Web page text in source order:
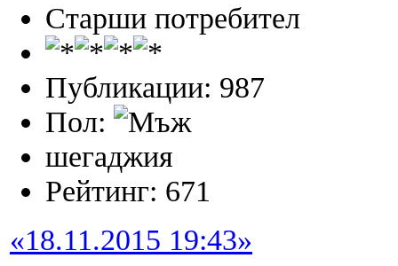
Старши потребител
Публикации: 987
Пол:
шегаджия
Рейтинг: 671
«18.11.2015 19:43»